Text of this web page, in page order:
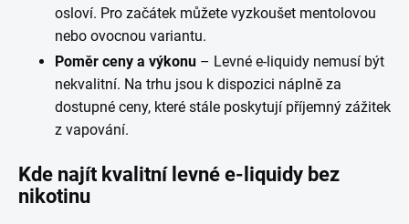
osloví. Pro začátek můžete vyzkoušet mentolovou
nebo ovocnou variantu.
Poměr ceny a výkonu – Levné e-liquidy nemusí být
nekvalitní. Na trhu jsou k dispozici náplně za
dostupné ceny, které stále poskytují příjemný zážitek
z vapování.
Kde najít kvalitní levné e-liquidy bez
nikotinu